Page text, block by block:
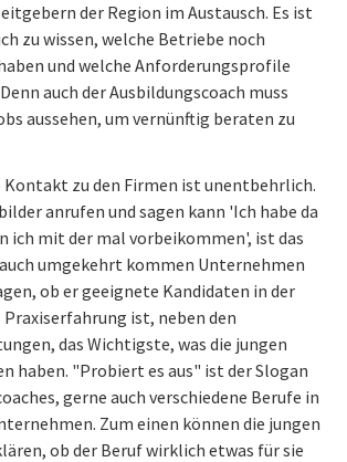
der Region im Austausch. Es ist
zu wissen, welche Betriebe noch
und welche Anforderungsprofile
auch der Ausbildungscoach muss
aussehen, um vernünftig beraten zu
Kontakt zu den Firmen ist unentbehrlich.
anrufen und sagen kann 'Ich habe da
ich mit der mal vorbeikommen', ist das
umgekehrt kommen Unternehmen
ob er geeignete Kandidaten in der
ist, neben den
das Wichtigste, was die jungen
haben. "Probiert es aus" ist der Slogan
gerne auch verschiedene Berufe in
Zum einen können die jungen
ob der Beruf wirklich etwas für sie